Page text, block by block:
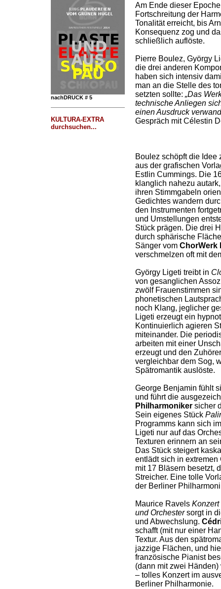
nachDRUCK # 5
KULTURA-EXTRA
durchsuchen...
Am Ende dieser
Fortschreitung der
Tonalität erreicht, bis
Konsequenz zog und
schließlich auflöste.
Pierre Boulez, György
die drei anderen
haben sich intensiv
man an die Stelle des
setzten sollte: „Das
technische Anliegen
einen Ausdruck
Gespräch mit Célestin
Boulez schöpft die Idee
aus der grafischen
Estlin Cummings. Die
klanglich nahezu
ihren Stimmgabeln
Gedichtes wandern
den Instrumenten
und Umstellungen
Stück prägen. Die drei
durch sphärische
Sänger vom ChorWerk
verschmelzen oft mit
György Ligeti treibt in
von gesanglichen
zwölf Frauenstimmen
phonetischen
noch Klang, jeglicher
Ligeti erzeugt ein
Kontinuierlich agieren
miteinander. Die
arbeiten mit einer
erzeugt und den
vergleichbar dem Sog,
Spätromantik auslöste.
George Benjamin fühlt
und führt die
Philharmonikersicher
Sein eigenes Stück
Programms kann sich
Ligeti nur auf das
Texturen erinnern an
Das Stück steigert
entlädt sich in extremen
mit 17 Bläsern besetzt,
Streicher. Eine tolle
der Berliner
Maurice Ravels Konzert
und Orchestersorgt in
und Abwechslung.
schafft (mit nur einer
Textur. Aus den
jazzige Flächen, und
französische Pianist
(dann mit zwei
– tolles Konzert im
Berliner Philharmonie.